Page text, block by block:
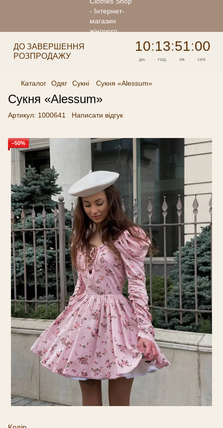
ДО ЗАВЕРШЕННЯ
РОЗПРОДАЖУ
10:13:51:00
дн. год. хв. сек.
Каталог Одяг Сукні Сукня «Alessum»
Сукня «Alessum»
Артикул: 1000641 Написати відгук
−50%